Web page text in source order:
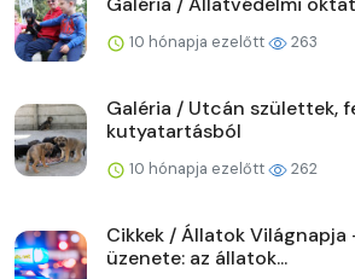
10 hónapja ezelőtt 263
Galéria / Utcán születtek,
kutyatartásból
10 hónapja ezelőtt 262
Cikkek / Állatok Világnapja
üzenete: az állatok...